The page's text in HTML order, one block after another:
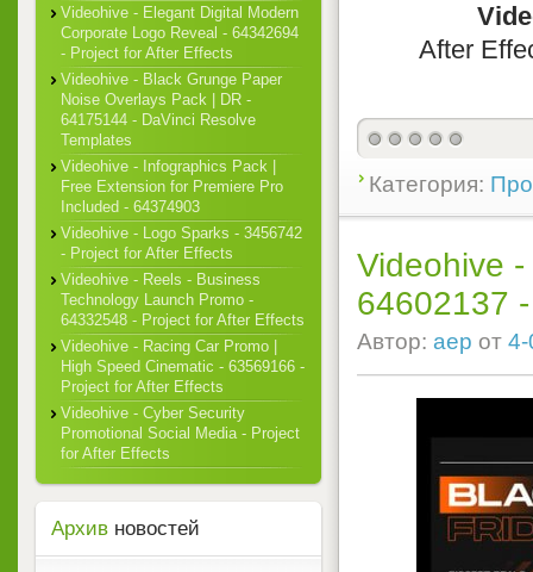
After
Категория:
Videohive
64602137
Автор: aep от 4-
Videohive - Elegant Digital Modern
Corporate Logo Reveal - 64342694
- Project for After Effects
Videohive - Black Grunge Paper
Noise Overlays Pack | DR -
64175144 - DaVinci Resolve
Templates
Videohive - Infographics Pack |
Free Extension for Premiere Pro
Included - 64374903
Videohive - Logo Sparks - 3456742
- Project for After Effects
Videohive - Reels - Business
Technology Launch Promo -
64332548 - Project for After Effects
Videohive - Racing Car Promo |
High Speed Cinematic - 63569166 -
Project for After Effects
Videohive - Cyber Security
Promotional Social Media - Project
for After Effects
Архив новостей